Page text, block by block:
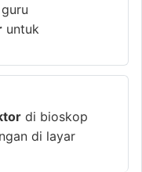
untuk
di bioskop
di layar